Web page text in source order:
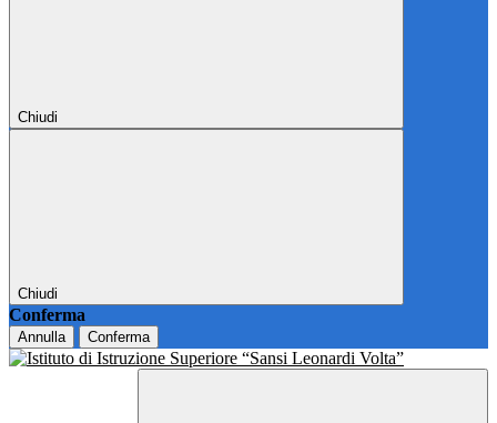
Chiudi
Chiudi
Conferma
Annulla Conferma